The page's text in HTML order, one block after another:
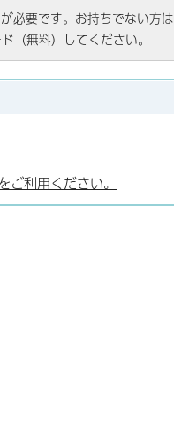
必要です。お持ちでない方は
（無料）してください。
利用ください。